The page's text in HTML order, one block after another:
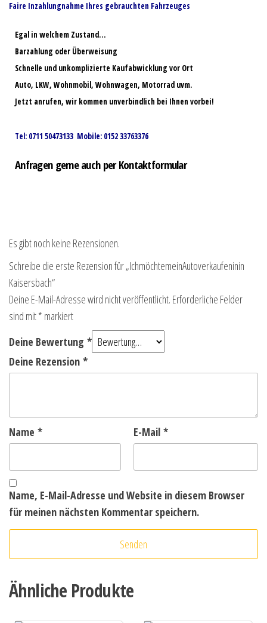
Faire Inzahlungnahme Ihres gebrauchten Fahrzeuges
Egal in welchem Zustand…
Barzahlung oder Überweisung
Schnelle und unkomplizierte Kaufabwicklung vor Ort
Auto, LKW, Wohnmobil, Wohnwagen, Motorrad uvm.
Jetzt anrufen, wir kommen unverbindlich bei Ihnen vorbei!
Tel: 0711 50473133 Mobile: 0152 33763376
Anfragen gerne auch per Kontaktformular
Es gibt noch keine Rezensionen.
Schreibe die erste Rezension für „IchmöchtemeinAutoverkaufeninin
Kaisersbach“
Deine E-Mail-Adresse wird nicht veröffentlicht. Erforderliche Felder
sind mit* markiert
Deine Bewertung *
Deine Rezension *
Name * E-Mail *
Name, E-Mail-Adresse und Website in diesem Browser
für meinen nächsten Kommentar speichern.
Ähnliche Produkte